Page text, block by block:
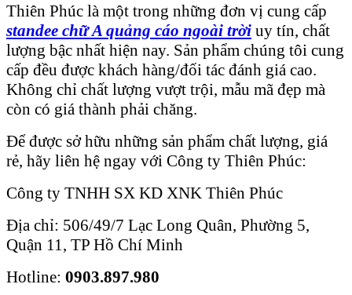
Thiên Phúc là một trong những đơn vị cung cấp
standee chữ A quảng cáo ngoài trời uy tín, chất
lượng bậc nhất hiện nay. Sản phẩm chúng tôi cung
cấp đều được khách hàng/đối tác đánh giá cao.
Không chỉ chất lượng vượt trội, mẫu mã đẹp mà
còn có giá thành phải chăng.
Để được sở hữu những sản phẩm chất lượng, giá
rẻ, hãy liên hệ ngay với Công ty Thiên Phúc:
Công ty TNHH SX KD XNK Thiên Phúc
Địa chỉ: 506/49/7 Lạc Long Quân, Phường 5,
Quận 11, TP Hồ Chí Minh
Hotline: 0903.897.980